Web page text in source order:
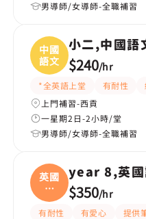
男導師/女導師-全職補習
中國
語文
小二,中國語
$240/hr
*全英語上堂 有耐性
上門補習-西貢
一星期2日-2小時/堂
男導師/女導師-全職補習
英國
語
文|
year 8,英國
$350/hr
有耐性 有愛心 提供